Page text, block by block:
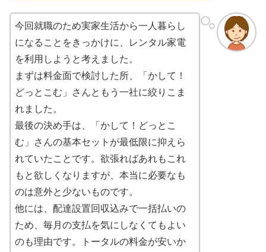
今回就職のため実家生活から一人暮らし
になることをきっかけに、レンタル家電
を利用しようと考えました。
まずは料金面で検討した所、「かして！
どっとこむ」さんともう一社に絞りこま
れました。
最後の決め手は、「かして！どっとこ
む」さんの基本セットが最低限に抑えら
れていたことです。欲張ればあれもこれ
もと欲しくなりますが、本当に必要なも
のは意外と少ないものです。
他には、配達設置回収込みで一括払いの
ため、毎月の支払を気にしなくてもよい
のも理由です。トータルの料金が安いか